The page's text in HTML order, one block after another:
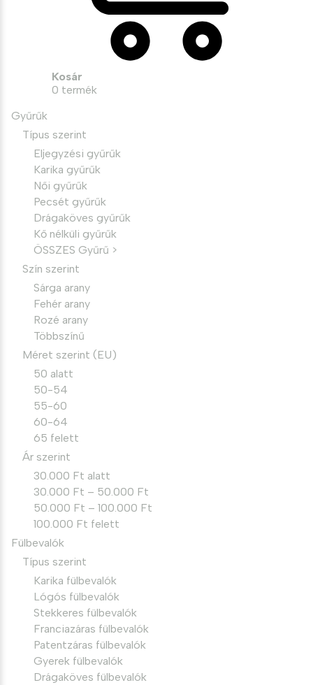
Kosár
0 termék
Gyűrűk
Típus szerint
Eljegyzési gyűrűk
Karika gyűrűk
Női gyűrűk
Pecsét gyűrűk
Drágaköves gyűrűk
Kő nélküli gyűrűk
ÖSSZES Gyűrű >
Szín szerint
Sárga arany
Fehér arany
Rozé arany
Többszínű
Méret szerint (EU)
50 alatt
50-54
55-60
60-64
65 felett
Ár szerint
30.000 Ft alatt
30.000 Ft – 50.000 Ft
50.000 Ft – 100.000 Ft
100.000 Ft felett
Fülbevalók
Típus szerint
Karika fülbevalók
Lógós fülbevalók
Stekkeres fülbevalók
Franciazáras fülbevalók
Patentzáras fülbevalók
Gyerek fülbevalók
Drágaköves fülbevalók